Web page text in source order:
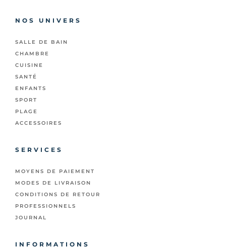
NOS UNIVERS
SALLE DE BAIN
CHAMBRE
CUISINE
SANTÉ
ENFANTS
SPORT
PLAGE
ACCESSOIRES
SERVICES
MOYENS DE PAIEMENT
MODES DE LIVRAISON
CONDITIONS DE RETOUR
PROFESSIONNELS
JOURNAL
INFORMATIONS